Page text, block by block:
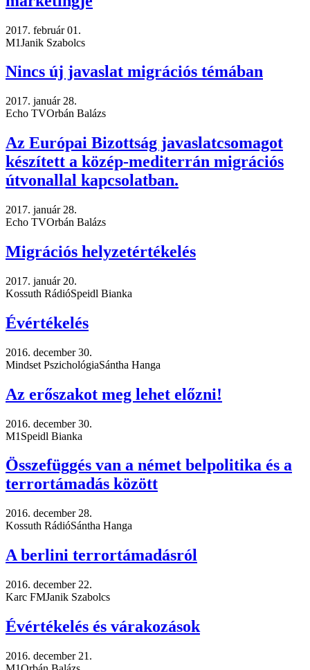
2017. február 01.
M1Janik Szabolcs
Nincs új javaslat migrációs témában
2017. január 28.
Echo TVOrbán Balázs
Az Európai Bizottság javaslatcsomagot
készített a közép-mediterrán migrációs
útvonallal kapcsolatban.
2017. január 28.
Echo TVOrbán Balázs
Migrációs helyzetértékelés
2017. január 20.
Kossuth RádióSpeidl Bianka
Évértékelés
2016. december 30.
Mindset PszichológiaSántha Hanga
Az erőszakot meg lehet előzni!
2016. december 30.
M1 Speidl Bianka
Összefüggés van a német belpolitika és a
terrortámadás között
2016. december 28.
Kossuth RádióSántha Hanga
A berlini terrortámadásról
2016. december 22.
Karc FMJanik Szabolcs
Évértékelés és várakozások
2016. december 21.